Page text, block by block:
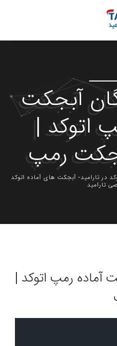
آبجکت
اتوکد |
رمپ
در تارامید- آبجکت های آماده اتوکد
تارامید
آماده رمپ اتوکد |